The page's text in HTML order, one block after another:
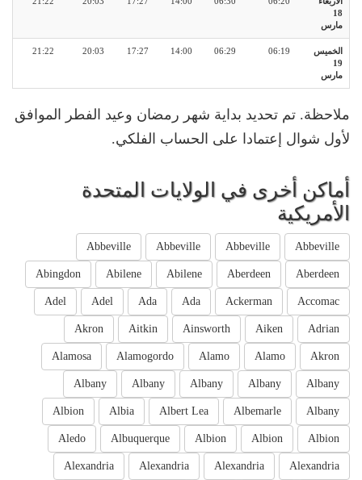
18
مارس
الخميس
19
مارس
06:19
06:29
14:00
17:27
20:03
21:22
ملاحظة. تم تحديد بداية شهر رمضان وعيد الفطر الموافق
لأول شوال إعتمادا على الحساب الفلكي.
أماكن أخرى في الولايات المتحدة
الأمريكية
Abbeville
Abbeville
Abbeville
Abbeville
Aberdeen
Aberdeen
Abilene
Abilene
Abingdon
Accomac
Ackerman
Ada
Ada
Adel
Adel
Adrian
Aiken
Ainsworth
Aitkin
Akron
Akron
Alamo
Alamo
Alamogordo
Alamosa
Albany
Albany
Albany
Albany
Albany
Albany
Albemarle
Albert Lea
Albia
Albion
Albion
Albion
Albion
Albuquerque
Aledo
Alexandria
Alexandria
Alexandria
Alexandria